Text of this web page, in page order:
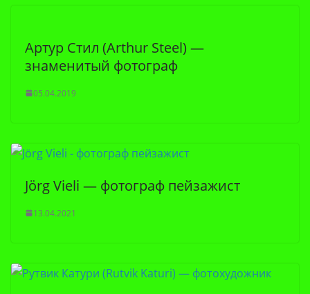
Артур Стил (Arthur Steel) —
знаменитый фотограф
05.04.2019
Jörg Vieli — фотограф пейзажист
13.04.2021